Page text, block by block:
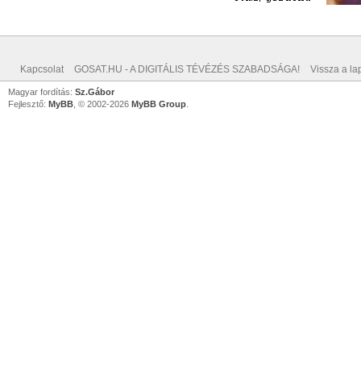
Kapcsolat GOSAT.HU - A DIGITÁLIS TÉVÉZÉS SZABADSÁGA! Vissza a
Magyar fordítás: Sz.Gábor
Fejlesztő: MyBB , © 2002-2026 MyBB Group